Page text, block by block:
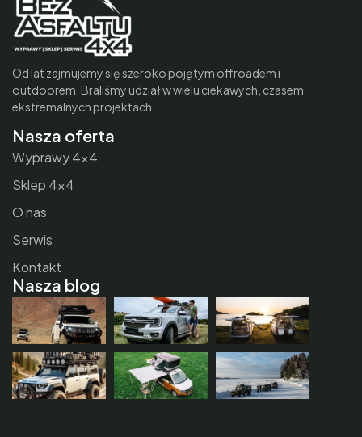
Od lat zajmujemy się szeroko pojętym offroadem i
outdoorem. Braliśmy udział w wielu ciekawych, czasem
ekstremalnych projektach.
Nasza oferta
Wyprawy 4×4
Sklep 4×4
O nas
Serwis
Kontakt
Nasza blog